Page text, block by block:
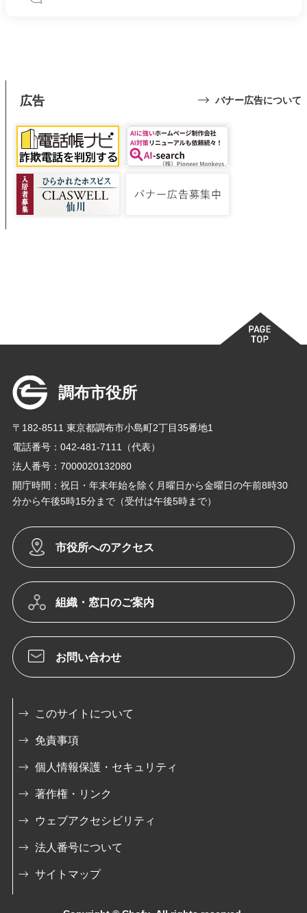
広告 バナー広告について
調布市役所
〒182-8511 東京都調布市小島町2丁目35番地1
電話番号：042-481-7111（代表）
法人番号：7000020132080
開庁時間：祝日・年末年始を除く月曜日から金曜日の午前8時30
分から午後5時15分まで（受付は午後5時まで）
市役所へのアクセス
組織・窓口のご案内
お問い合わせ
このサイトについて
免責事項
個人情報保護・セキュリティ
著作権・リンク
ウェブアクセシビリティ
法人番号について
サイトマップ